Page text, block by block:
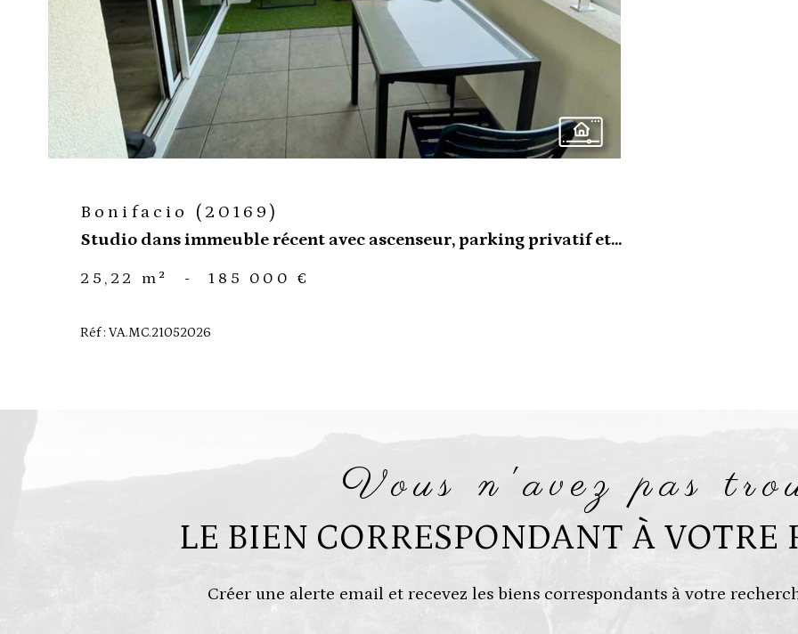
Bonifacio (20169)
Studio dans immeuble récent avec ascenseur, parking privatif et...
25,22 m² - 185 000 €
Réf : VA.MC.21052026
vous n'avez pas
LE BIEN CORRESPONDANT À VOTRE
Créer une alerte email et recevez les biens correspondants à votre